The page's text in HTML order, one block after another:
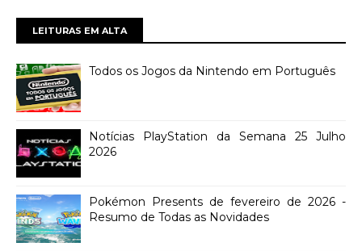
LEITURAS EM ALTA
Todos os Jogos da Nintendo em Português
Notícias PlayStation da Semana 25 Julho
2026
Pokémon Presents de fevereiro de 2026 -
Resumo de Todas as Novidades